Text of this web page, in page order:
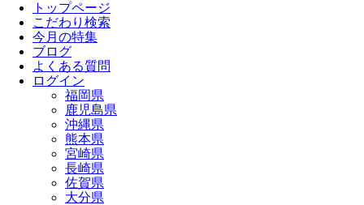
トップページ
こだわり検索
今月の特集
ブログ
よくある質問
ログイン
福岡県
鹿児島県
沖縄県
熊本県
宮崎県
長崎県
佐賀県
大分県